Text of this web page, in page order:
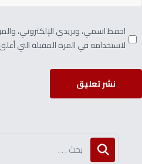
احفظ اسمي، وبريدي الإلكتروني،
لاستخدامه في المرة المقبلة التي
نشر تعليق